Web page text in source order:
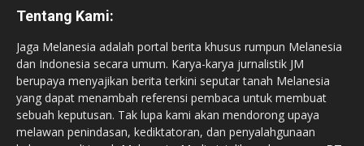
Tentang Kami:
Jaga Melanesia adalah portal berita khusus rumpun Melanesia
dan Indonesia secara umum. Karya-karya jurnalistik JM
berupaya menyajikan berita terkini seputar tanah Melanesia
yang dapat menambah referensi pembaca untuk membuat
sebuah keputusan. Tak lupa kami akan mendorong upaya
melawan penindasan, kediktatoran, dan penyalahgunaan